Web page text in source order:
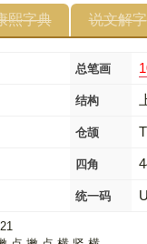
熙字典 说文解字
总笔画
结构
仓颉
四角
统一码